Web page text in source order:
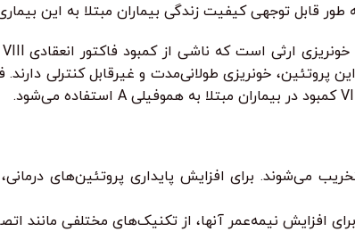
قابل توجهی کیفیت زندگی بیماران مبتلا به این
می‌شوند. برای افزایش پایداری پروتئین‌های درمانی،
افزایش نیمه‌عمر آنها، از تکنیک‌های مختلفی مانند